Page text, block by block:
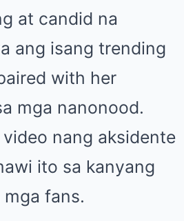
at candid na
ang isang trending
with her
mga nanonood.
nang aksidente
ito sa kanyang
fans.